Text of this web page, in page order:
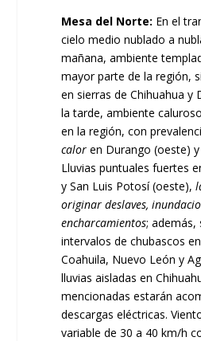
Mesa del Norte: En el
cielo medio nublado a
mañana, ambiente
mayor parte de la región,
en sierras de Chihuahua y
la tarde, ambiente
en la región, con
caloren Durango (oeste) y
Lluvias puntuales fuertes
y San Luis Potosí (oeste),
originar deslaves,
encharcamientos; además,
intervalos de chubascos
Coahuila, Nuevo León y
lluvias aisladas en
mencionadas estarán
descargas eléctricas.
variable de 30 a 40 km/h